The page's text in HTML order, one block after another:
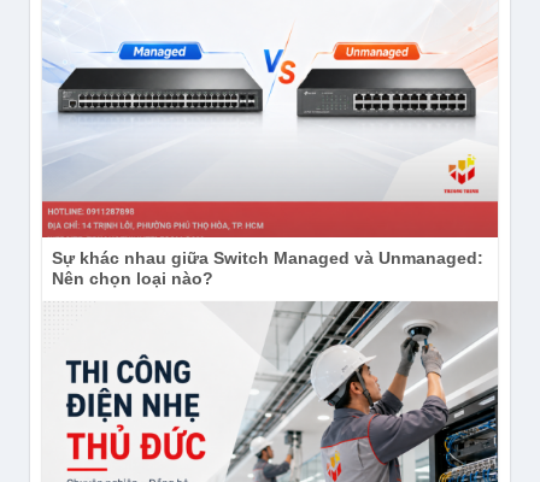
Sự khác nhau giữa Switch Managed và Unmanaged:
Nên chọn loại nào?